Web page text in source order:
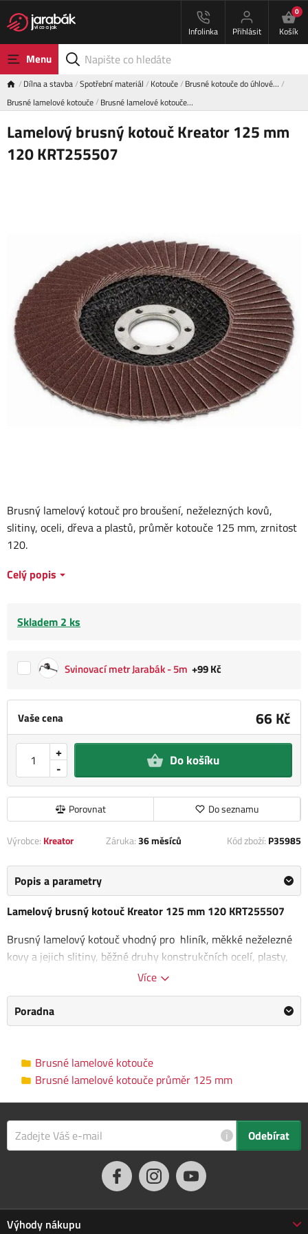
Infolinka Přihlásit
0
Košík
Menu
Dílna a stavba Spotřební materiál Kotouče Brusné kotouče do úhlové…
Brusné lamelové kotouče Brusné lamelové kotouče…
Lamelový brusný kotouč Kreator 125 mm
120 KRT255507
Vaše cena 66 Kč
-
+ Do košíku
Porovnat Do seznamu
Brusný lamelový kotouč pro broušení, neželezných kovů,
slitiny, oceli, dřeva a plastů, průměr kotouče 125 mm, zrnitost
120.
Celý popis
Skladem 2 ks
Svinovací metr Jarabák - 5m +99 Kč
Výrobce: Kreator Záruka:36 měsíců Kód zboží: P35985
Popis a parametry
Lamelový brusný kotouč Kreator 125 mm 120 KRT255507
Brusný lamelový kotouč vhodný pro hliník, měkké neželezné
kovy a jejich slitiny, běžné druhy konstrukčních ocelí, plasty,
Rozměry kotouče: 125 x 22,23 mm
Zrnitost: 120
Kategorie
mm
Výrobce
Kreator/Informace o výrobci
Průměr
kotouče
22.23 mm
Více
Poradna
Brusné lamelové kotouče
Brusné lamelové kotouče průměr 125 mm
i Odebírat
Výhody nákupu